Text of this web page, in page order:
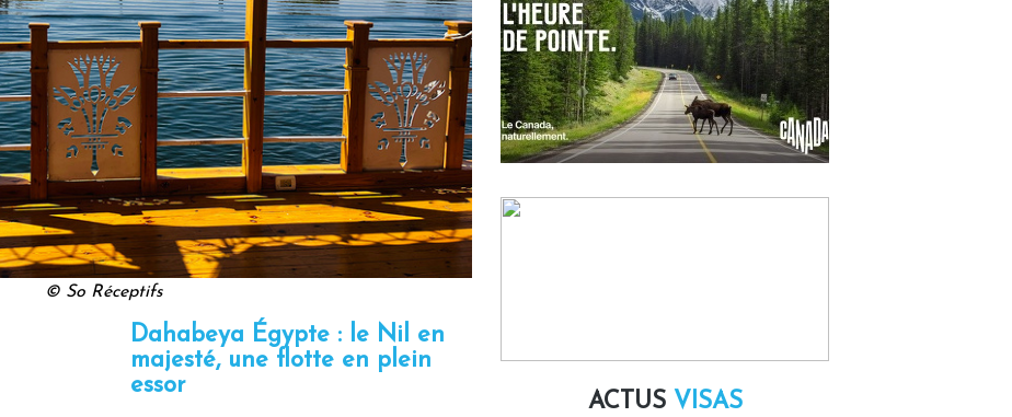
© So Réceptifs
Dahabeya Égypte : le Nil en
majesté, une flotte en plein
essor
ACTUS VISAS